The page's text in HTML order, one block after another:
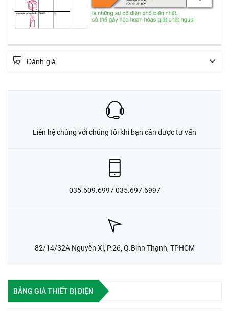
Đánh giá
Liên hệ chúng với chúng tôi khi bạn cần được tư vấn
035.609.6997 035.697.6997
82/14/32A Nguyễn Xí, P.26, Q.Bình Thạnh, TPHCM
BẢNG GIÁ THIẾT BỊ ĐIỆN